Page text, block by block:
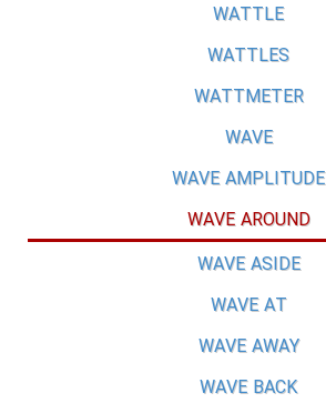
WATTLE
WATTLES
WATTMETER
WAVE
WAVE AMPLITUDE
WAVE AROUND
WAVE ASIDE
WAVE AT
WAVE AWAY
WAVE BACK